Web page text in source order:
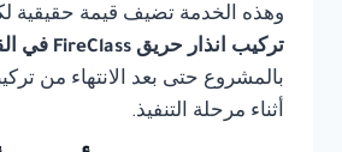
وهذه الخدمة تضيف قيمة حقيقية
تركيب انذار حريق FireClass في القاهرة
بالمشروع حتى بعد الانتهاء من
أثناء مرحلة التنفيذ.